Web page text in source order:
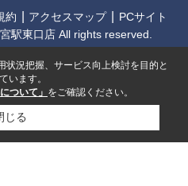
約 アクセスマップ
PCサイト
駅東口店 All rights reserved.
状況把握、サービス向上検討を目的と
います。
ついて」 をご確認ください。
じる